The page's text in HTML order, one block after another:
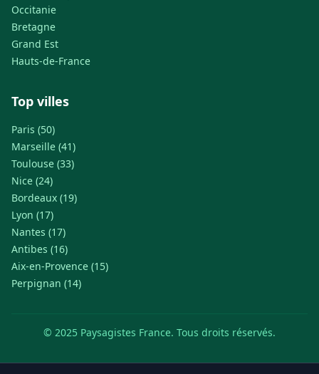
Occitanie
Bretagne
Grand Est
Hauts-de-France
Top villes
Paris (50)
Marseille (41)
Toulouse (33)
Nice (24)
Bordeaux (19)
Lyon (17)
Nantes (17)
Antibes (16)
Aix-en-Provence (15)
Perpignan (14)
© 2025 Paysagistes France. Tous droits réservés.